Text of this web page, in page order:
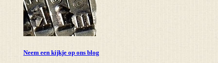
Neem een kijkje op ons blog